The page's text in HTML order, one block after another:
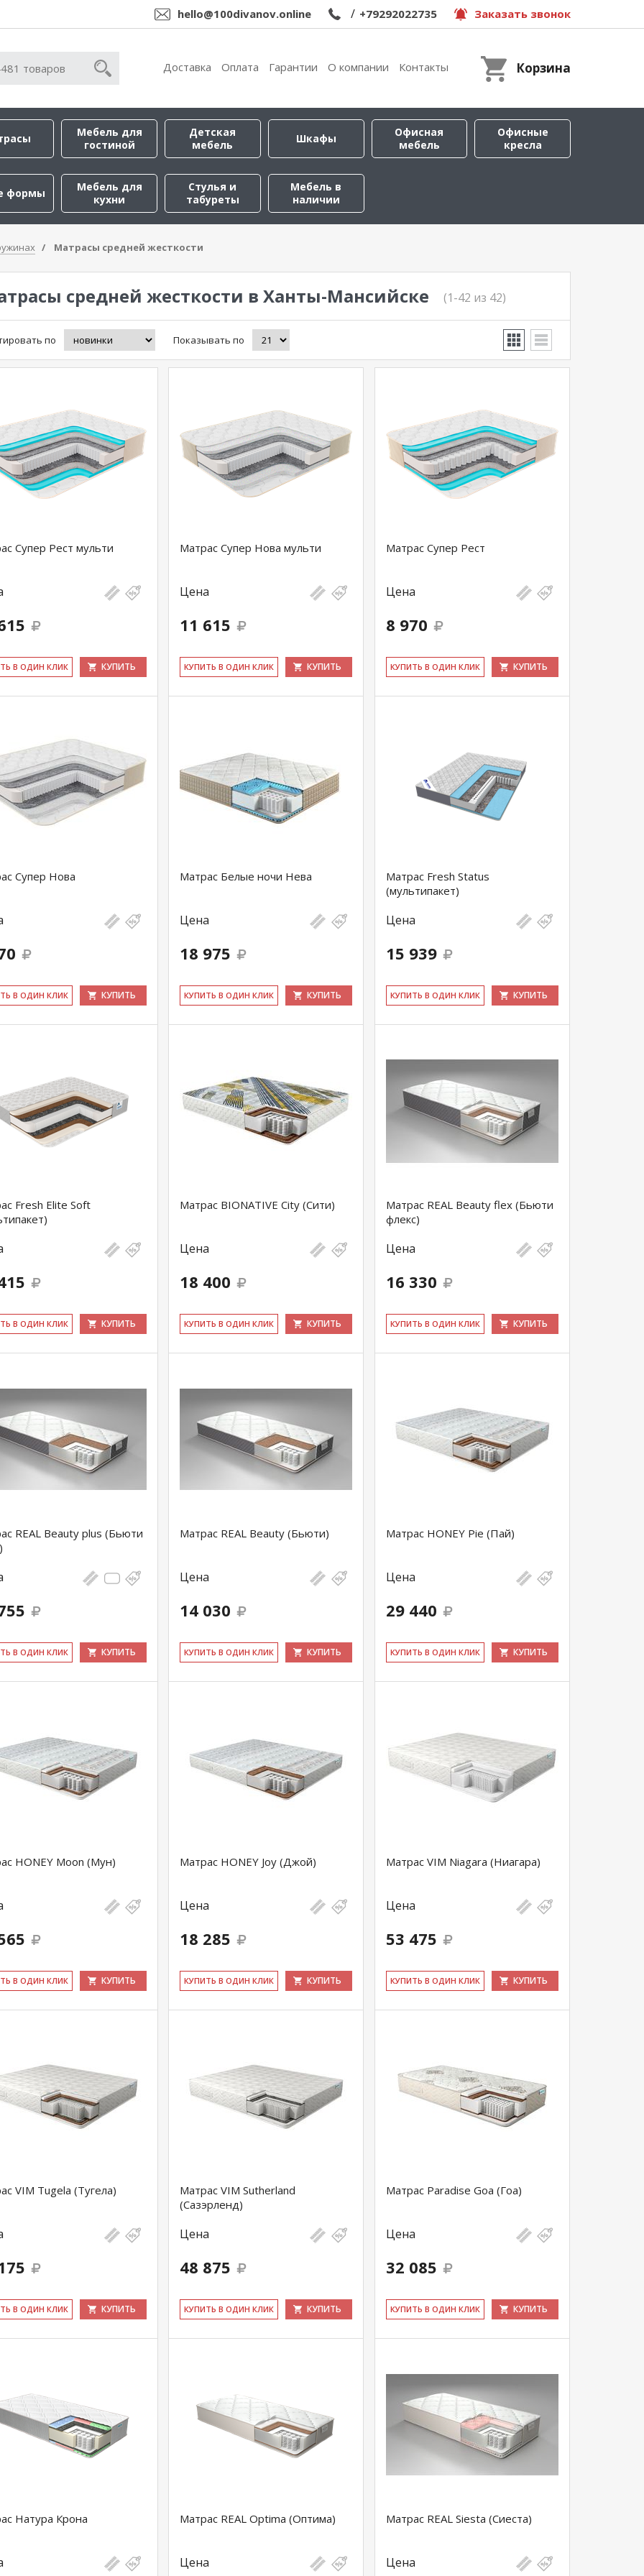
hello@100divanov.online / +79292022735 Заказать звонок
Доставка Оплата Гарантии О компании Контакты Корзина
Мебель для
гостиной
Детская
мебель
Шкафы
Офисная
мебель
Офисные
кресла
формы
Мебель для
кухни
Стулья и
табуреты
Мебель в
наличии
Матрасы средней жесткости
средней жесткости в Ханты-Мансийске (1-42 из 42)
по Показывать по
Супер Рест мульти
В ОДИН КЛИК КУПИТЬ
Матрас Супер Нова мульти
Цена
11 615
КУ­ПИТЬ В ОДИН КЛИК КУПИТЬ
Матрас Супер Рест
Цена
8 970
КУ­ПИТЬ В ОДИН КЛИК КУПИТЬ
Супер Нова
В ОДИН КЛИК КУПИТЬ
Матрас Белые ночи Нева
Цена
18 975
КУ­ПИТЬ В ОДИН КЛИК КУПИТЬ
Матрас Fresh Status
(мультипакет)
Цена
15 939
КУ­ПИТЬ В ОДИН КЛИК КУПИТЬ
Fresh Elite Soft
В ОДИН КЛИК КУПИТЬ
Матрас BIONATIVE City (Сити)
Цена
18 400
КУ­ПИТЬ В ОДИН КЛИК КУПИТЬ
Матрас REAL Beauty flex (Бьюти
флекс)
Цена
16 330
КУ­ПИТЬ В ОДИН КЛИК КУПИТЬ
REAL Beauty plus (Бьюти
В ОДИН КЛИК КУПИТЬ
Матрас REAL Beauty (Бьюти)
Цена
14 030
КУ­ПИТЬ В ОДИН КЛИК КУПИТЬ
Матрас HONEY Pie (Пай)
Цена
29 440
КУ­ПИТЬ В ОДИН КЛИК КУПИТЬ
HONEY Moon (Мун)
В ОДИН КЛИК КУПИТЬ
Матрас HONEY Joy (Джой)
Цена
18 285
КУ­ПИТЬ В ОДИН КЛИК КУПИТЬ
Матрас VIM Niagara (Ниагара)
Цена
53 475
КУ­ПИТЬ В ОДИН КЛИК КУПИТЬ
VIM Tugela (Тугела)
В ОДИН КЛИК КУПИТЬ
Матрас VIM Sutherland
(Сазэрленд)
Цена
48 875
КУ­ПИТЬ В ОДИН КЛИК КУПИТЬ
Матрас Paradise Goa (Гоа)
Цена
32 085
КУ­ПИТЬ В ОДИН КЛИК КУПИТЬ
Натура Крона Матрас REAL Optima (Оптима)
Цена
Матрас REAL Siesta (Сиеста)
Цена